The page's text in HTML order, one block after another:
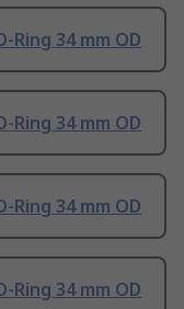
Ring 34 mm OD
Ring 34 mm OD
Ring 34 mm OD
Ring 34 mm OD